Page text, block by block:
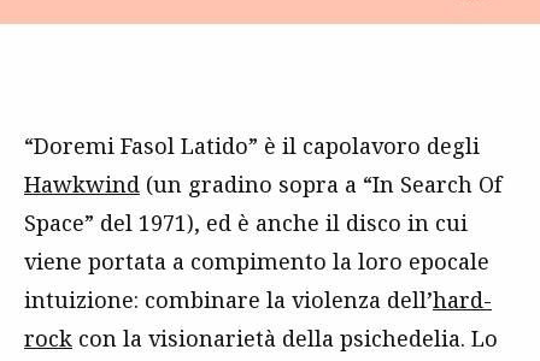
“Doremi Fasol Latido” è il capolavoro degli
Hawkwind (un gradino sopra a “In Search Of
Space” del 1971), ed è anche il disco in cui
viene portata a compimento la loro epocale
intuizione: combinare la violenza dell’hard-
rock con la visionarietà della psichedelia. Lo